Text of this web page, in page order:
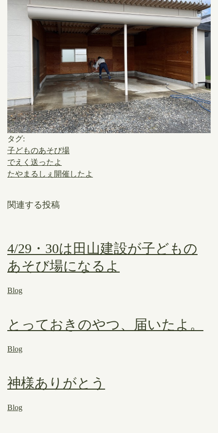
タグ:
子どものあそび場
でえく送ったよ
たやまるしぇ開催したよ
関連する投稿
4/29・30は田山建設が子どもの
あそび場になるよ
Blog
とっておきのやつ、届いたよ。
Blog
神様ありがとう
Blog